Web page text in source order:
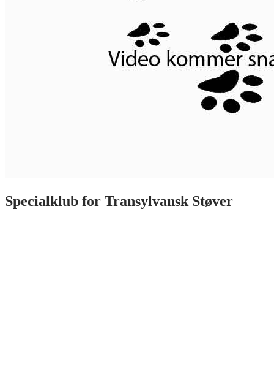
Specialklub for Transylvansk Støver